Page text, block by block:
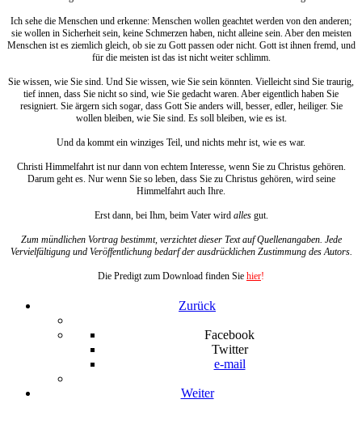
Ich sehe die Menschen und erkenne: Menschen wollen geachtet werden von den anderen;
sie wollen in Sicherheit sein, keine Schmerzen haben, nicht alleine sein. Aber den meisten
Menschen ist es ziemlich gleich, ob sie zu Gott passen oder nicht. Gott ist ihnen fremd, und
für die meisten ist das ist nicht weiter schlimm.
Sie wissen, wie Sie sind. Und Sie wissen, wie Sie sein könnten. Vielleicht sind Sie traurig,
tief innen, dass Sie nicht so sind, wie Sie gedacht waren. Aber eigentlich haben Sie
resigniert. Sie ärgern sich sogar, dass Gott Sie anders will, besser, edler, heiliger. Sie
wollen bleiben, wie Sie sind. Es soll bleiben, wie es ist.
Und da kommt ein winziges Teil, und nichts mehr ist, wie es war.
Christi Himmelfahrt ist nur dann von echtem Interesse, wenn Sie zu Christus gehören.
Darum geht es. Nur wenn Sie so leben, dass Sie zu Christus gehören, wird seine
Himmelfahrt auch Ihre.
Erst dann, bei Ihm, beim Vater wird allesgut.
Zum mündlichen Vortrag bestimmt, verzichtet dieser Text auf Quellenangaben. Jede
Vervielfältigung und Veröffentlichung bedarf der ausdrücklichen Zustimmung des Autors.
Die Predigt zum Download finden Sie hier!
Zurück
Facebook
Twitter
e-mail
Weiter